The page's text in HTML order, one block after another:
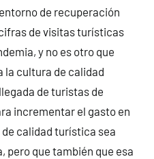
de recuperación
de visitas turísticas
y no es otro que
la cultura de calidad
de turistas de
incrementar el gasto en
calidad turística sea
pero que también que esa